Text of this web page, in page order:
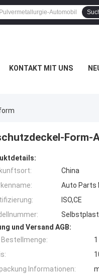
KONTAKT MIT UNS
Form-
China
Auto Parts
ISO,CE
und Versand AGB:
Bestellmenge:
1
Informationen: